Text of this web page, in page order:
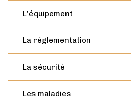
L'équipement
La réglementation
La sécurité
Les maladies